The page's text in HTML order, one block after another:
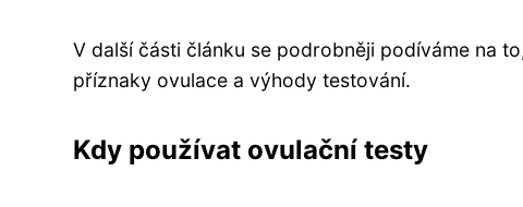
V další části článku se podrobněji podíváme na
příznaky ovulace a výhody testování.
Kdy používat ovulační testy